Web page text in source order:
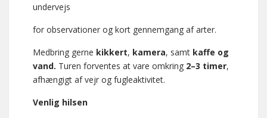
undervejs
for observationer og kort gennemgang af arter.
Medbring gerne kikkert, kamera, samt kaffe og
vand. Turen forventes at vare omkring 2–3 timer,
afhængigt af vejr og fugleaktivitet.
Venlig hilsen